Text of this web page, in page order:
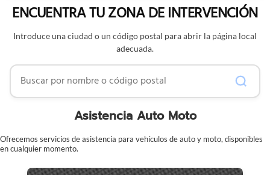
ENCUENTRA TU ZONA DE INTERVENCIÓN
Introduce una ciudad o un código postal para abrir la página local
adecuada.
Buscar por nombre o código postal
Asistencia Auto Moto
Ofrecemos servicios de asistencia para vehículos de auto y moto, disponibles
en cualquier momento.